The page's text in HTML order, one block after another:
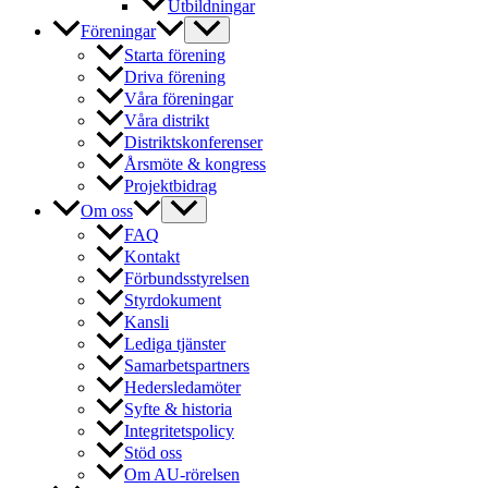
Utbildningar
Föreningar
Starta förening
Driva förening
Våra föreningar
Våra distrikt
Distriktskonferenser
Årsmöte & kongress
Projektbidrag
Om oss
FAQ
Kontakt
Förbundsstyrelsen
Styrdokument
Kansli
Lediga tjänster
Samarbetspartners
Hedersledamöter
Syfte & historia
Integritetspolicy
Stöd oss
Om AU-rörelsen